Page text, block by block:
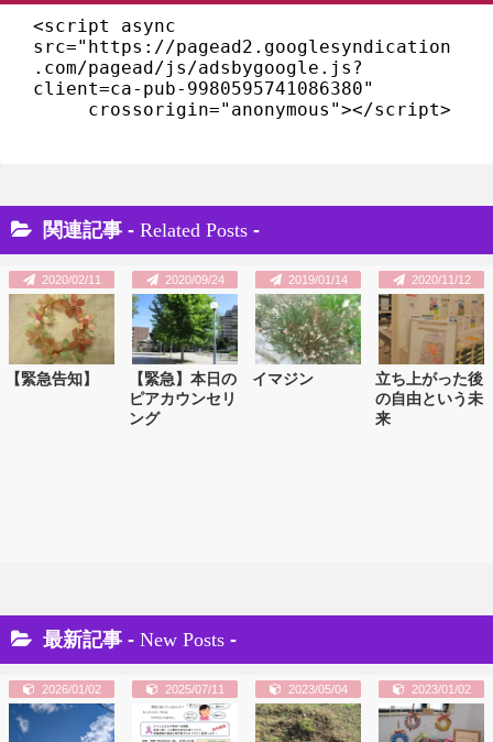
<script async
src="https://pagead2.googlesyndication
.com/pagead/js/adsbygoogle.js?
client=ca-pub-9980595741086380"
     crossorigin="anonymous"></script>
関連記事 - Related Posts -
2020/02/11
【緊急告知】
2020/09/24
【緊急】本日の
ピアカウンセリ
ング
2019/01/14
イマジン
2020/11/12
立ち上がった後
の自由という未
来
最新記事 - New Posts -
2026/01/02 2025/07/11 2023/05/04 2023/01/02